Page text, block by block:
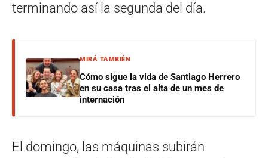
terminando así la segunda del día.
MIRÁ TAMBIÉN
Cómo sigue la vida de Santiago Herrero
en su casa tras el alta de un mes de
internación
El domingo, las máquinas subirán